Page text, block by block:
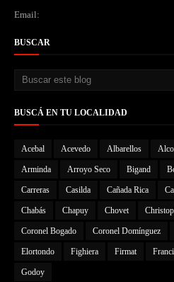
Email:
BUSCAR
BUSCÁ EN TU LOCALIDAD
Acebal Acevedo Albarellos
Arminda Arroyo Seco Bigand
Carreras Casilda Cañada Rica
Chabás Chapuy Chovet
Coronel Bogado Coronel Domínguez
Elortondo Fighiera Firmat
Godoy